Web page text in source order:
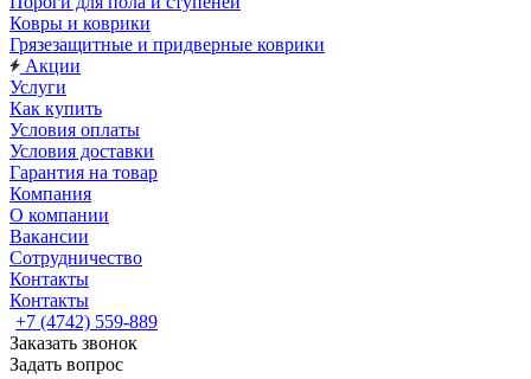
Ковры и коврики
Грязезащитные и придверные коврики
Акции
Услуги
Как купить
Условия оплаты
Условия доставки
Гарантия на товар
Компания
О компании
Вакансии
Сотрудничество
Контакты
Контакты
+7 (4742) 559-889
Заказать звонок
Задать вопрос